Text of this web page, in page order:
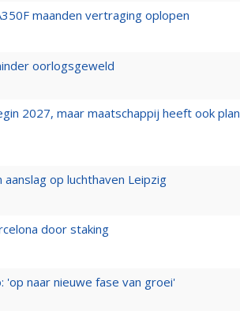
maanden vertraging oplopen
oorlogsgeweld
2027, maar maatschappij heeft ook plan
op luchthaven Leipzig
door staking
'op naar nieuwe fase van groei'